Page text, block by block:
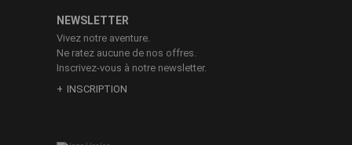
NEWSLETTER
Vivez notre aventure.
Ne ratez aucune de nos offres.
Inscrivez-vous à notre newsletter.
INSCRIPTION